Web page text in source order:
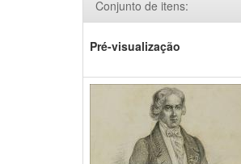
Conjunto de itens:
Pré-visualização